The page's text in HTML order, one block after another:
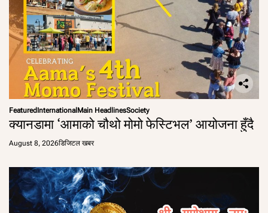
Featured International Main HeadlinesSociety
क्यानडामा ‘आमाको चौथो मोमो फेस्टिभल’ आयोजना हुँदै
August 8, 2026डिजिटल खबर